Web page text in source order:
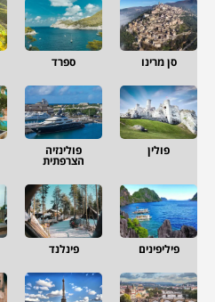
סן מרינו ספרד
פולין פולינזיה
הצרפתית
פיליפינים פינלנד